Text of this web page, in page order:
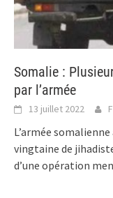
Somalie :
par l’armée
13 juillet 2022
L’armée
vingtaine de
d’une opération